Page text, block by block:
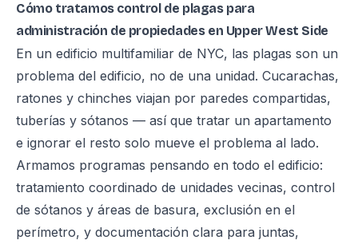
Cómo tratamos control de plagas para
administración de propiedades en Upper West Side
En un edificio multifamiliar de NYC, las plagas son un
problema del edificio, no de una unidad. Cucarachas,
ratones y chinches viajan por paredes compartidas,
tuberías y sótanos — así que tratar un apartamento
e ignorar el resto solo mueve el problema al lado.
Armamos programas pensando en todo el edificio:
tratamiento coordinado de unidades vecinas, control
de sótanos y áreas de basura, exclusión en el
perímetro, y documentación clara para juntas,